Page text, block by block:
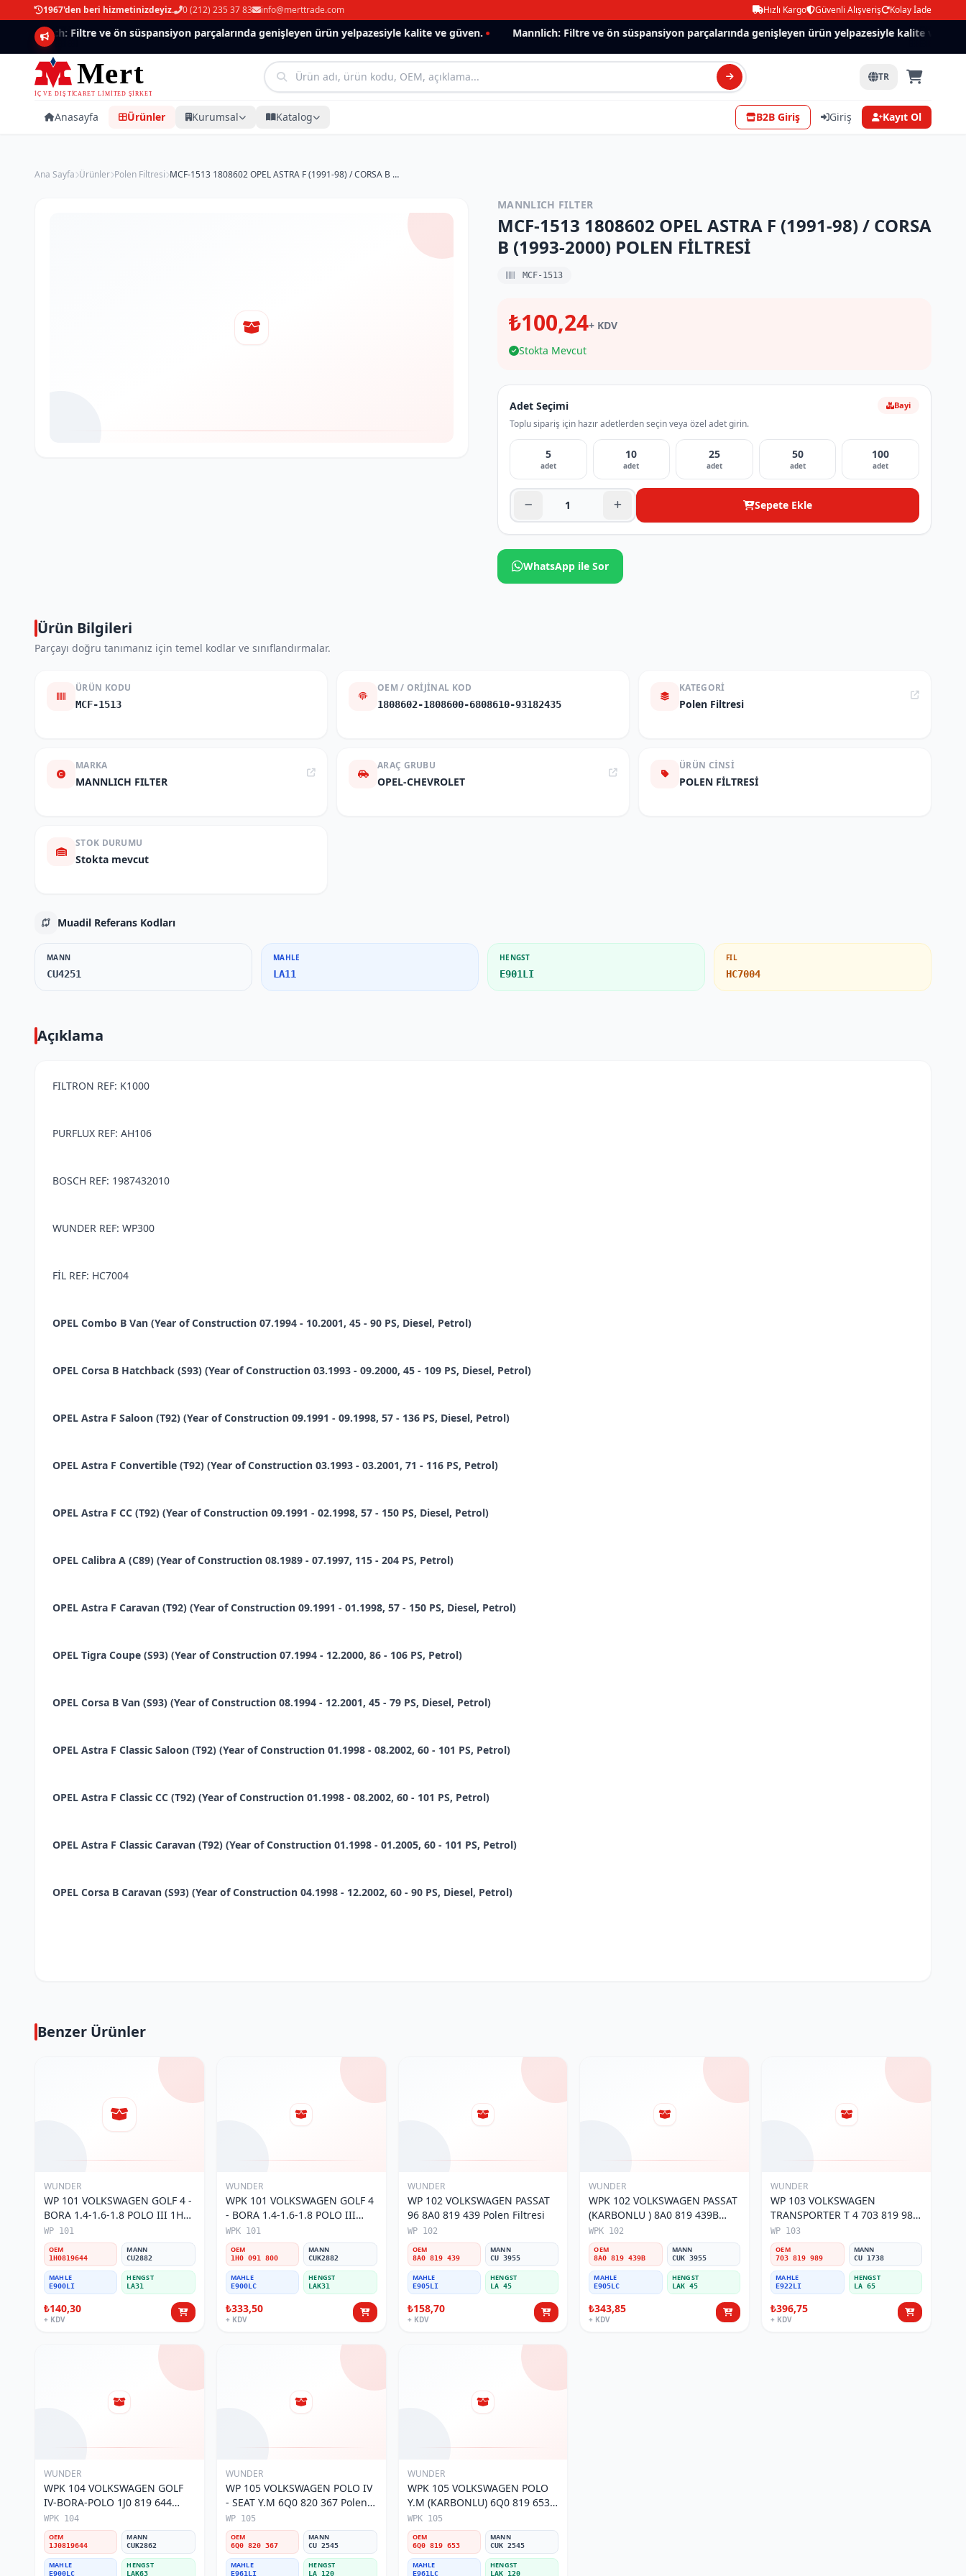
1967'den beri hizmetinizdeyiz. 0 (212) 235 37 83 info@merttrade.com Hızlı Kargo Güvenli Alışveriş Kolay İade
Mannlich: Filtre ve ön süspansiyon parçalarında genişleyen ürün yelpazesiyle kalite ve güven. Mannlich: Filtre ve ön süspansiyon parçalarında genişleyen ürün yelpazesiyle kalite ve güven.
TR
Anasayfa Ürünler Kurumsal Katalog B2B Giriş Giriş Kayıt Ol
Ana Sayfa Ürünler Polen Filtresi MCF-1513 1808602 OPEL ASTRA F (1991-98) / CORSA B (1993-2000) POLEN FİLTRESİ
MANNLICH FILTER
MCF-1513 1808602 OPEL ASTRA F (1991-98) / CORSA
B (1993-2000) POLEN FİLTRESİ
MCF-1513
₺100,24+ KDV
Stokta Mevcut
Adet Seçimi
Toplu sipariş için hazır adetlerden seçin veya özel adet girin.
Bayi
5
adet
10
adet
25
adet
50
adet
100
adet
Sepete Ekle
WhatsApp ile Sor
Ürün Bilgileri
Parçayı doğru tanımanız için temel kodlar ve sınıflandırmalar.
ÜRÜN KODU
MCF-1513
OEM / ORIJINAL KOD
1808602-1808600-6808610-93182435
KATEGORI
Polen Filtresi
MARKA
MANNLICH FILTER
ARAÇ GRUBU
OPEL-CHEVROLET
ÜRÜN CINSI
POLEN FİLTRESİ
STOK DURUMU
Stokta mevcut
Muadil Referans Kodları
MANN
CU4251
MAHLE
LA11
HENGST
E901LI
FIL
HC7004
Açıklama
FILTRON REF: K1000
PURFLUX REF: AH106
BOSCH REF: 1987432010
WUNDER REF: WP300
FİL REF: HC7004
OPEL Combo B Van (Year of Construction 07.1994 - 10.2001, 45 - 90 PS, Diesel, Petrol)
OPEL Corsa B Hatchback (S93) (Year of Construction 03.1993 - 09.2000, 45 - 109 PS, Diesel, Petrol)
OPEL Astra F Saloon (T92) (Year of Construction 09.1991 - 09.1998, 57 - 136 PS, Diesel, Petrol)
OPEL Astra F Convertible (T92) (Year of Construction 03.1993 - 03.2001, 71 - 116 PS, Petrol)
OPEL Astra F CC (T92) (Year of Construction 09.1991 - 02.1998, 57 - 150 PS, Diesel, Petrol)
OPEL Calibra A (C89) (Year of Construction 08.1989 - 07.1997, 115 - 204 PS, Petrol)
OPEL Astra F Caravan (T92) (Year of Construction 09.1991 - 01.1998, 57 - 150 PS, Diesel, Petrol)
OPEL Tigra Coupe (S93) (Year of Construction 07.1994 - 12.2000, 86 - 106 PS, Petrol)
OPEL Corsa B Van (S93) (Year of Construction 08.1994 - 12.2001, 45 - 79 PS, Diesel, Petrol)
OPEL Astra F Classic Saloon (T92) (Year of Construction 01.1998 - 08.2002, 60 - 101 PS, Petrol)
OPEL Astra F Classic CC (T92) (Year of Construction 01.1998 - 08.2002, 60 - 101 PS, Petrol)
OPEL Astra F Classic Caravan (T92) (Year of Construction 01.1998 - 01.2005, 60 - 101 PS, Petrol)
OPEL Corsa B Caravan (S93) (Year of Construction 04.1998 - 12.2002, 60 - 90 PS, Diesel, Petrol)
Benzer Ürünler
WUNDER
WP 101 VOLKSWAGEN GOLF 4 -
BORA 1.4-1.6-1.8 POLO III 1H0
819 644 Polen Filtresi
WP 101
OEM
1H0819644
MANN
CU2882
MAHLE
E900LI
HENGST
LA31
₺140,30
+ KDV
WUNDER
WPK 101 VOLKSWAGEN GOLF 4
- BORA 1.4-1.6-1.8 POLO III
KARBONLU 1H0 091 800 Polen
Filtresi
WPK 101
OEM
1H0 091 800
MANN
CUK2882
MAHLE
E900LC
HENGST
LAK31
₺333,50
+ KDV
WUNDER
WP 102 VOLKSWAGEN PASSAT
96 8A0 819 439 Polen Filtresi
WP 102
OEM
8A0 819 439
MANN
CU 3955
MAHLE
E905LI
HENGST
LA 45
₺158,70
+ KDV
WUNDER
WPK 102 VOLKSWAGEN PASSAT
(KARBONLU ) 8A0 819 439B
Polen Filtresi
WPK 102
OEM
8A0 819 439B
MANN
CUK 3955
MAHLE
E905LC
HENGST
LAK 45
₺343,85
+ KDV
WUNDER
WP 103 VOLKSWAGEN
TRANSPORTER T 4 703 819 989
Polen Filtresi
WP 103
OEM
703 819 989
MANN
CU 1738
MAHLE
E922LI
HENGST
LA 65
₺396,75
+ KDV
WUNDER
WPK 104 VOLKSWAGEN GOLF
IV-BORA-POLO 1J0 819 644
Polen Filtresi
WPK 104
OEM
1J0819644
MANN
CUK2862
MAHLE
E900LC
HENGST
LAK63
WUNDER
WP 105 VOLKSWAGEN POLO IV
- SEAT Y.M 6Q0 820 367 Polen
Filtresi
WP 105
OEM
6Q0 820 367
MANN
CU 2545
MAHLE
E961LI
HENGST
LA 120
WUNDER
WPK 105 VOLKSWAGEN POLO
Y.M (KARBONLU) 6Q0 819 653
Polen Filtresi
WPK 105
OEM
6Q0 819 653
MANN
CUK 2545
MAHLE
E961LC
HENGST
LAK 120